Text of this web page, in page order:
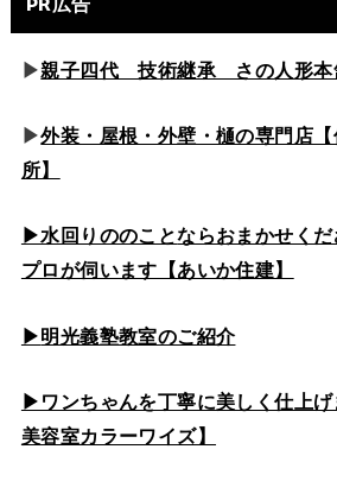
▶親子四代 技術継承 さの人形本
▶外装・屋根・外壁・樋の専門店
所】
▶水回りののことならおまかせく
プロが伺います【あいか住建】
▶明光義塾教室のご紹介
▶ワンちゃんを丁寧に美しく仕上
美容室カラーワイズ】